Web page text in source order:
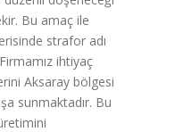
Bu amaç ile
strafor adı
ihtiyaç
Aksaray bölgesi
sunmaktadır. Bu